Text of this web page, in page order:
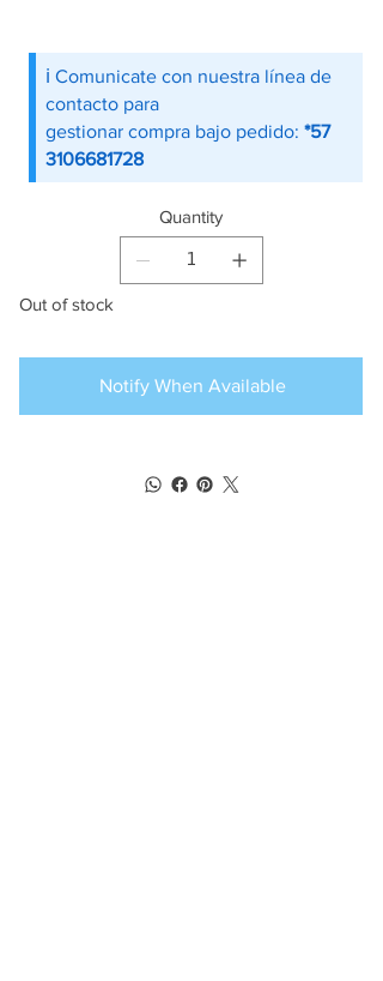
ℹ️ Comunicate con nuestra línea de
contacto para
gestionar compra bajo pedido: *57
3106681728
Quantity
Out of stock
Notify When Available